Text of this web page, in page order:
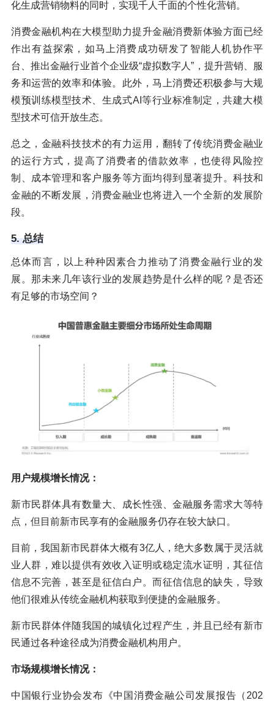
化生成营销物料的同时，实现千人千面的个性化营销。
消费金融机构在大模型助力提升金融消费新体验方面已经
作出有益探索，如马上消费成功研发了智能人机协作平
台、推出金融行业首个企业级“虚拟数字人”，提升营销、服
务和运营的效率和体验。此外，马上消费还积极参与大规
模预训练模型技术、生成式AI等行业标准制定，共建大模
型技术可信开放生态。
总之，金融科技技术的有力运用，翻转了传统消费金融业
的运行方式，提高了消费者的借款效率，也使得风险控
制、成本管理和客户服务等方面均得到显著提升。科技和
金融的不断发展，消费金融业也将进入一个全新的发展阶
段。
5. 总结
总体而言，以上种种因素合力推动了消费金融行业的发
展。那未来几年该行业的发展趋势是什么样的呢？是否还
有足够的市场空间？
用户规模增长情况：
新市民群体具有数量大、成长性强、金融服务需求大等特
点，但目前新市民享有的金融服务仍存在较大缺口。
目前，我国新市民群体大概有3亿人，绝大多数属于灵活就
业人群，难以提供有效收入证明或稳定流水证明，其征信
信息不完善，甚至是征信白户。而征信信息的缺失，导致
他们很难从传统金融机构获取到便捷的金融服务。
新市民群体伴随我国的城镇化过程产生，并且已经有新市
民通过各种途径成为消费金融机构用户。
市场规模增长情况：
中国银行业协会发布《中国消费金融公司发展报告（202